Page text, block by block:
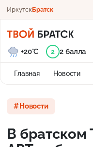
ИркутскБратск
Главная Новости
+20°C 2 2 балла
Новости
В братском